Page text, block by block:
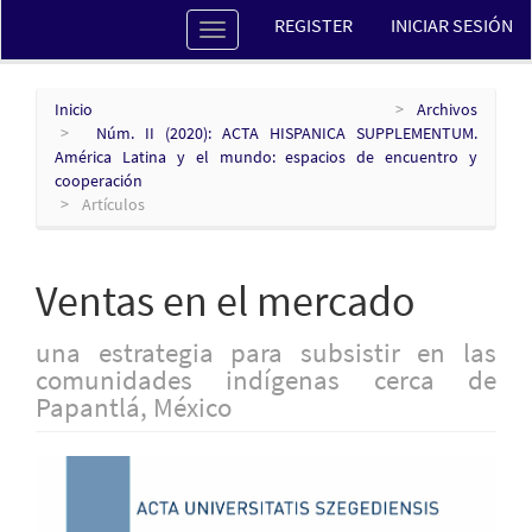
Contenido
Barra
lateral
REGISTER INICIAR SESIÓN
Toggle
navigation
Inicio
Archivos
Núm. II (2020): ACTA HISPANICA SUPPLEMENTUM.
América Latina y el mundo: espacios de encuentro y
cooperación
Artículos
Ventas en el mercado
una estrategia para subsistir en las
comunidades indígenas cerca de
Papantlá, México